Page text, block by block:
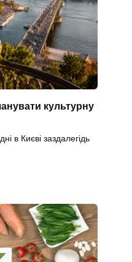
культурну
в Києві заздалегідь